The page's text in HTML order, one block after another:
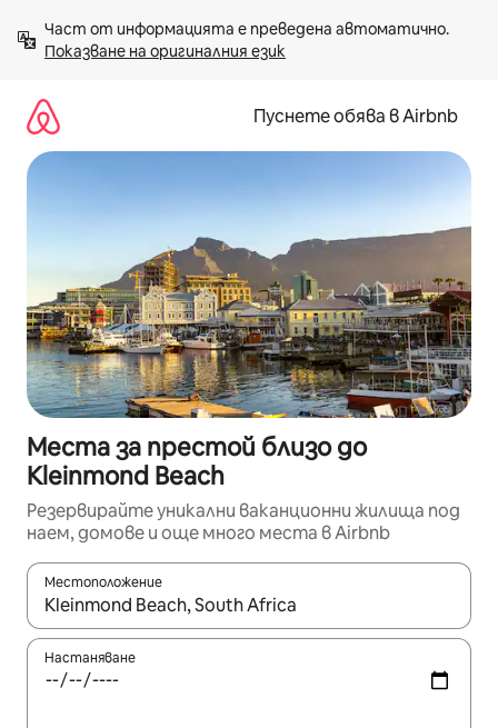
към
съдържанието
Показване на оригиналния език
Пуснете обява в Airbnb
Места за престой близо до
Kleinmond Beach
Резервирайте уникални ваканционни жилища под
наем, домове и още много места в Airbnb
Местоположение
Когато резултатите се покажат, използвайте
Настаняване